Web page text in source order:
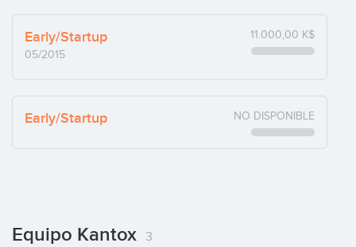
Early/Startup
05/2015
11.000,00 K$
Early/Startup NO DISPONIBLE
Equipo Kantox 3